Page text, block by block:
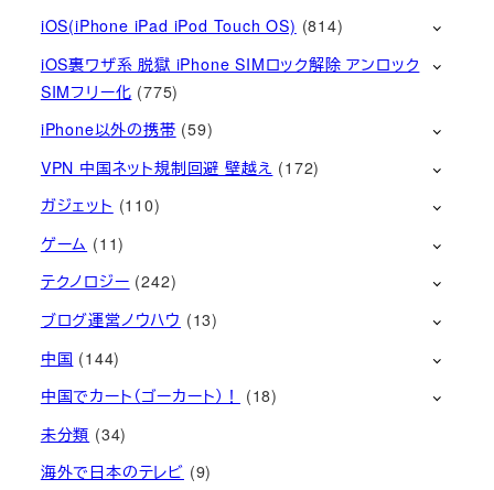
iOS(iPhone iPad iPod Touch OS) (814)
iOS裏ワザ系 脱獄 iPhone SIMロック解除 アンロック
SIMフリー化 (775)
iPhone以外の携帯 (59)
VPN 中国ネット規制回避 壁越え (172)
ガジェット (110)
ゲーム (11)
テクノロジー (242)
ブログ運営ノウハウ (13)
中国 (144)
中国でカート（ゴーカート）！
(18)
未分類 (34)
海外で日本のテレビ (9)